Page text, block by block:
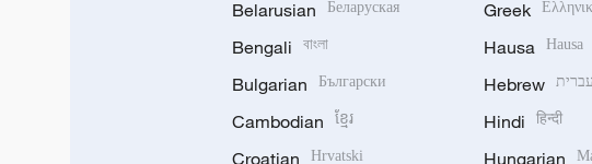
Belarusian Беларуская
Bengali বাংলা
Bulgarian Български
Cambodian ខ្មែរ
Croatian Hrvatski
Greek
Hausa Hausa
Hebrew עברית
Hindi हिन्दी
Hungarian